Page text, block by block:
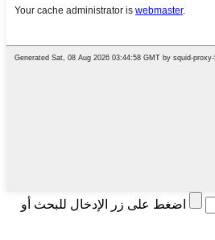
اضغط على زر الإدخال للبحث أو